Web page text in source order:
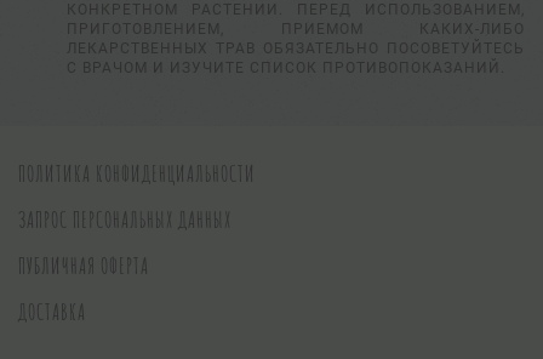
КОНКРЕТНОМ РАСТЕНИИ. ПЕРЕД ИСПОЛЬЗОВАНИЕМ,
ПРИГОТОВЛЕНИЕМ, ПРИЕМОМ КАКИХ-ЛИБО
ЛЕКАРСТВЕННЫХ ТРАВ ОБЯЗАТЕЛЬНО ПОСОВЕТУЙТЕСЬ
С ВРАЧОМ И ИЗУЧИТЕ СПИСОК ПРОТИВОПОКАЗАНИЙ.
ПОЛИТИКА КОНФИДЕНЦИАЛЬНОСТИ
ЗАПРОС ПЕРСОНАЛЬНЫХ ДАННЫХ
ПУБЛИЧНАЯ ОФЕРТА
ДОСТАВКА